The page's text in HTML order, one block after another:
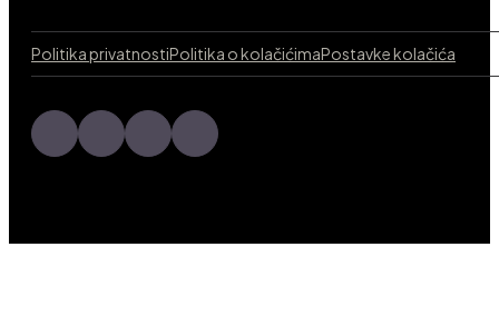
Politika privatnostiPolitika o kolačićimaPostavke kolačića